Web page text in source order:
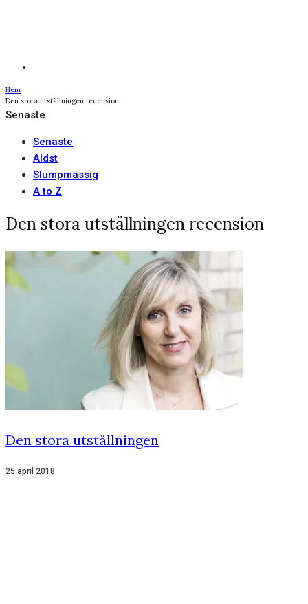
Hem
Den stora utställningen recension
Senaste
Senaste
Äldst
Slumpmässig
A to Z
Den stora utställningen recension
Den stora utställningen
25 april 2018